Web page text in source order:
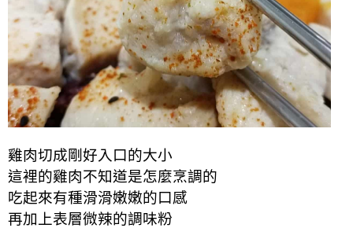
雞肉切成剛好入口的大小
這裡的雞肉不知道是怎麼烹調的
吃起來有種滑滑嫩嫩的口感
再加上表層微辣的調味粉